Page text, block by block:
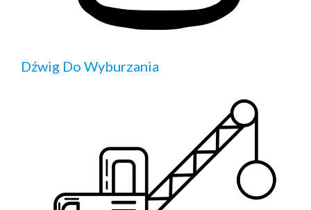
Dźwig Do Wyburzania